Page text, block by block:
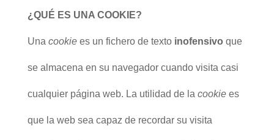
¿QUÉ ES UNA COOKIE?
Una cookiees un fichero de texto inofensivo que
se almacena en su navegador cuando visita casi
cualquier página web. La utilidad de la cookiees
que la web sea capaz de recordar su visita